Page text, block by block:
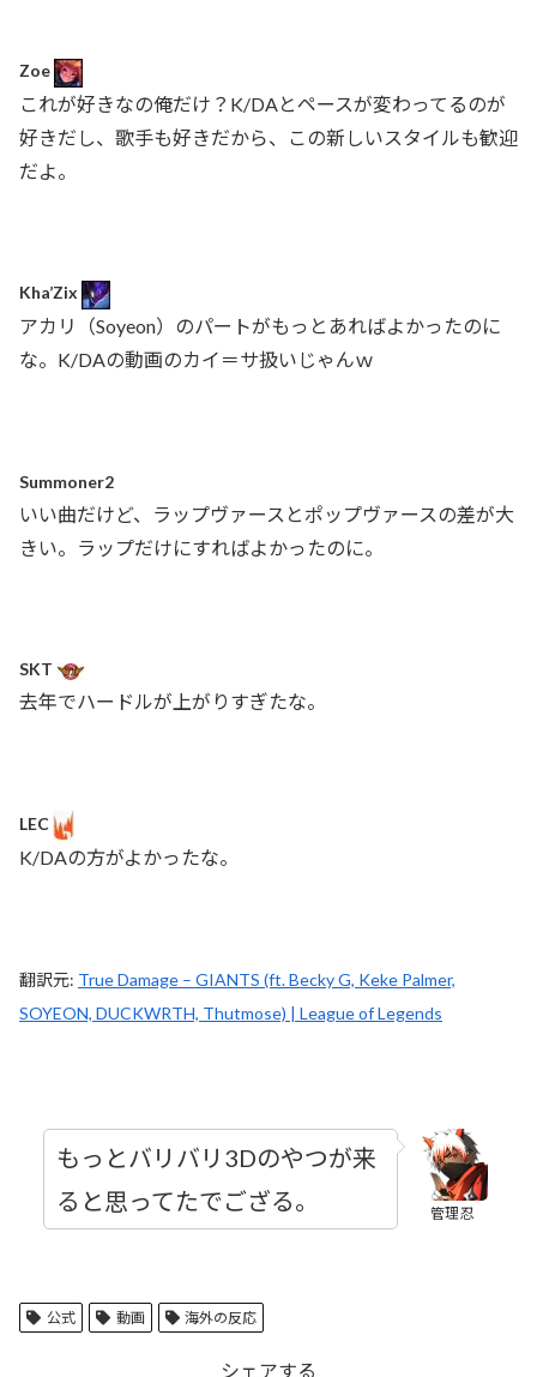
Zoe
これが好きなの俺だけ？K/DAとペースが変わってるのが
好きだし、歌手も好きだから、この新しいスタイルも歓迎
だよ。
Kha’Zix
アカリ（Soyeon）のパートがもっとあればよかったのに
な。K/DAの動画のカイ＝サ扱いじゃんｗ
Summoner2
いい曲だけど、ラップヴァースとポップヴァースの差が大
きい。ラップだけにすればよかったのに。
SKT
去年でハードルが上がりすぎたな。
LEC
K/DAの方がよかったな。
翻訳元: True Damage – GIANTS (ft. Becky G, Keke Palmer,
SOYEON, DUCKWRTH, Thutmose) | League of Legends
管理忍
もっとバリバリ3Dのやつが来
ると思ってたでござる。
公式 動画 海外の反応
シェアする